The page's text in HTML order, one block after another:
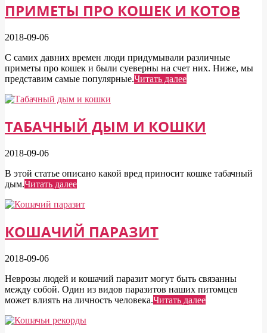
ПРИМЕТЫ ПРО КОШЕК И КОТОВ
2018-09-06
С самих давних времен люди придумывали различные
приметы про кошек и были суеверны на счет них. Ниже, мы
представим самые популярные.Читать далее
ТАБАЧНЫЙ ДЫМ И КОШКИ
2018-09-06
В этой статье описано какой вред приносит кошке табачный
дым.Читать далее
КОШАЧИЙ ПАРАЗИТ
2018-09-06
Неврозы людей и кошачий паразит могут быть связанны
между собой. Один из видов паразитов наших питомцев
может влиять на личность человека.Читать далее